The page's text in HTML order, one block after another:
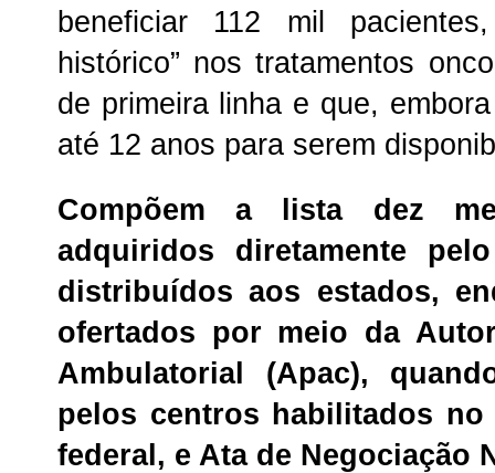
beneficiar 112 mil
histórico” nos tratamentos
de primeira linha e que,
até 12 anos para serem
Compõem a lista dez
adquiridos diretamente
distribuídos aos estados,
ofertados por meio da
Ambulatorial (Apac),
pelos centros habilitados
federal, e Ata de Negociação